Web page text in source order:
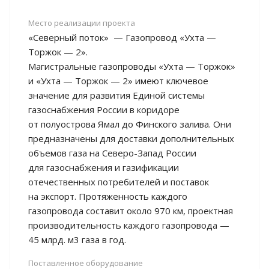
Место реализации проекта
«Северный поток» — Газопровод «Ухта —
Торжок — 2».
Магистральные газопроводы «Ухта — Торжок»
и «Ухта — Торжок — 2» имеют ключевое
значение для развития Единой системы
газоснабжения России в коридоре
от полуострова Ямал до Финского залива. Они
предназначены для доставки дополнительных
объемов газа на Северо-Запад России
для газоснабжения и газификации
отечественных потребителей и поставок
на экспорт. Протяженность каждого
газопровода составит около 970 км, проектная
производительность каждого газопровода —
45 млрд. м3 газа в год.
Поставленное оборудование